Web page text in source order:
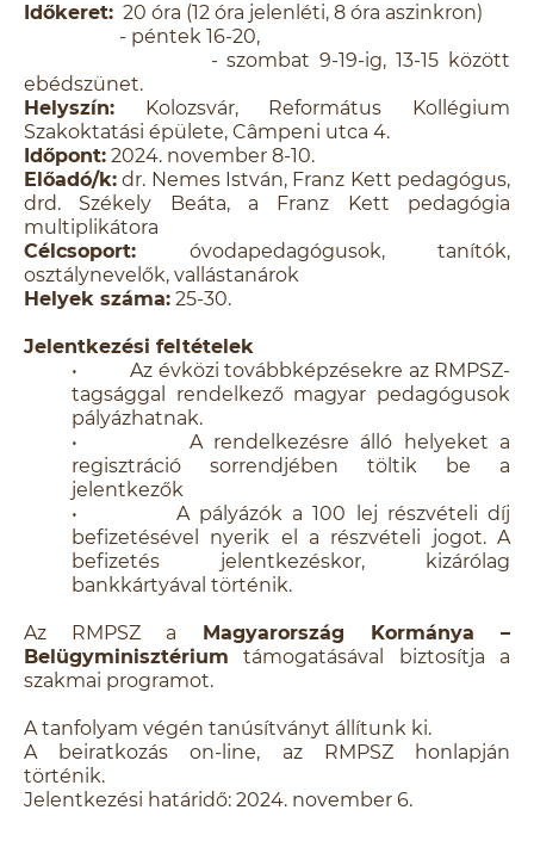
Időkeret: 20 óra (12 óra jelenléti, 8 óra aszinkron)
- péntek 16-20,
- szombat 9-19-ig, 13-15 között
ebédszünet.
Helyszín: Kolozsvár, Református Kollégium
Szakoktatási épülete, Câmpeni utca 4.
Időpont: 2024. november 8-10.
Előadó/k: dr. Nemes István, Franz Kett pedagógus,
drd. Székely Beáta, a Franz Kett pedagógia
multiplikátora
Célcsoport: óvodapedagógusok, tanítók,
osztálynevelők, vallástanárok
Helyek száma: 25-30.
Jelentkezési feltételek
• Az évközi továbbképzésekre az RMPSZ-
tagsággal rendelkező magyar pedagógusok
pályázhatnak.
• A rendelkezésre álló helyeket a
regisztráció sorrendjében töltik be a
jelentkezők
• A pályázók a 100 lej részvételi díj
befizetésével nyerik el a részvételi jogot. A
befizetés jelentkezéskor, kizárólag
bankkártyával történik.
Az RMPSZ a Magyarország Kormánya –
Belügyminisztérium támogatásával biztosítja a
szakmai programot.
A tanfolyam végén tanúsítványt állítunk ki.
A beiratkozás on-line, az RMPSZ honlapján
történik.
Jelentkezési határidő: 2024. november 6.